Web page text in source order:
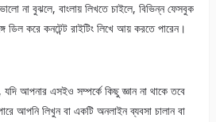
না বুঝলে, বাংলায় লিখতে চাইলে, বিভিন্ন ফেসবুক
ডিল করে কনটেন্ট রাইটিং লিখে আয় করতে পারেন।
আপনার এসইও সম্পর্কে কিছু জ্ঞান না থাকে তবে
আপনি লিখুন বা একটি অনলাইন ব্যবসা চালান বা